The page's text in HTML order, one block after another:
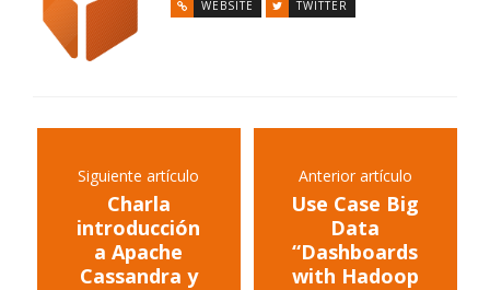
WEBSITE TWITTER
Siguiente artículo
Charla
introducción
a Apache
Cassandra y
Anterior artículo
Use Case Big
Data
“Dashboards
with Hadoop